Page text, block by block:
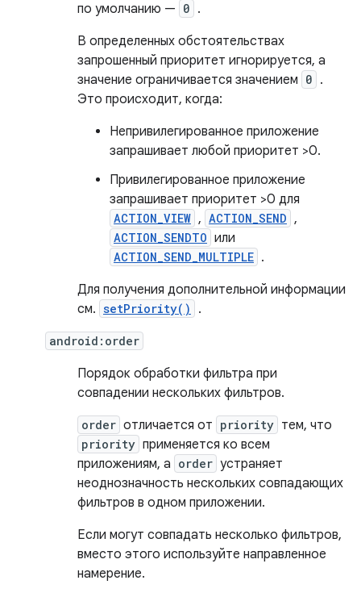
по умолчанию — 0 .
В определенных обстоятельствах
запрошенный приоритет игнорируется, а
значение ограничивается значением 0 .
Это происходит, когда:
Непривилегированное приложение
запрашивает любой приоритет >0.
Привилегированное приложение
запрашивает приоритет >0 для
ACTION_VIEW , ACTION_SEND ,
ACTION_SENDTO или
ACTION_SEND_MULTIPLE .
Для получения дополнительной информации
см. setPriority() .
android:order
Порядок обработки фильтра при
совпадении нескольких фильтров.
order отличается от priority тем, что
priority применяется ко всем
приложениям, а order устраняет
неоднозначность нескольких совпадающих
фильтров в одном приложении.
Если могут совпадать несколько фильтров,
вместо этого используйте направленное
намерение.